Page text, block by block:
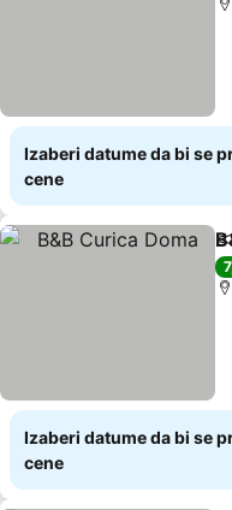
Izaberi datume da bi se
cene
Izaberi datume da bi se
cene